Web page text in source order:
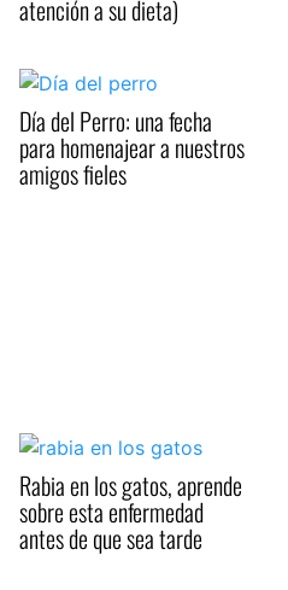
atención a su dieta)
Día del Perro: una fecha
para homenajear a nuestros
amigos fieles
Rabia en los gatos, aprende
sobre esta enfermedad
antes de que sea tarde